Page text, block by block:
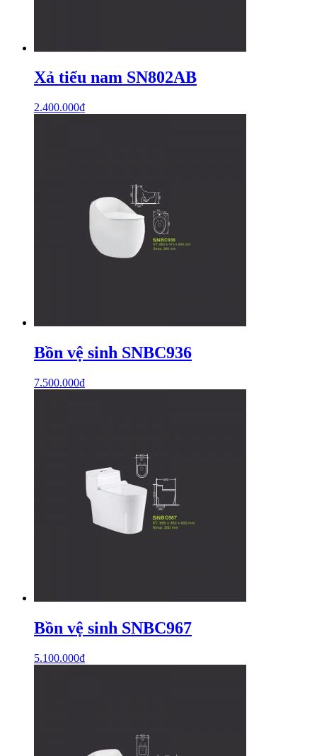
Xả tiểu nam SN802AB
2.400.000₫
Bồn vệ sinh SNBC936
7.500.000₫
Bồn vệ sinh SNBC967
5.100.000₫